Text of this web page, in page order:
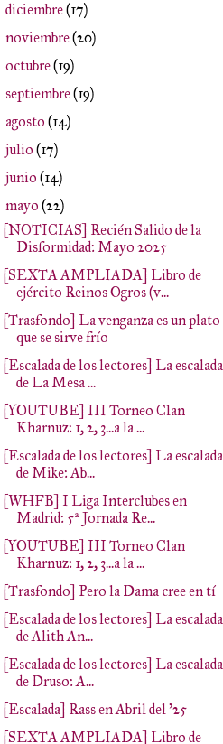
diciembre(17)
noviembre(20)
octubre(19)
septiembre(19)
agosto(14)
julio(17)
junio(14)
mayo(22)
[NOTICIAS] Recién Salido de la
Disformidad: Mayo 2025
[SEXTA AMPLIADA] Libro de
ejército Reinos Ogros (v...
[Trasfondo] La venganza es un plato
que se sirve frío
[Escalada de los lectores] La escalada
de La Mesa ...
[YOUTUBE] III Torneo Clan
Kharnuz: 1, 2, 3...a la ...
[Escalada de los lectores] La escalada
de Mike: Ab...
[WHFB] I Liga Interclubes en
Madrid: 5ª Jornada Re...
[YOUTUBE] III Torneo Clan
Kharnuz: 1, 2, 3...a la ...
[Trasfondo] Pero la Dama cree en tí
[Escalada de los lectores] La escalada
de Alith An...
[Escalada de los lectores] La escalada
de Druso: A...
[Escalada] Rass en Abril del '25
[SEXTA AMPLIADA] Libro de